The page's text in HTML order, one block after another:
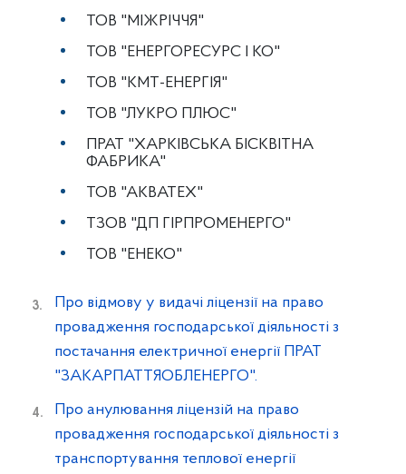
ТОВ "МІЖРІЧЧЯ"
ТОВ "ЕНЕРГОРЕСУРС І КО"
ТОВ "КМТ-ЕНЕРГІЯ"
ТОВ "ЛУКРО ПЛЮС"
ПРАТ "ХАРКІВСЬКА БІСКВІТНА
ФАБРИКА"
ТОВ "АКВАТЕХ"
ТЗОВ "ДП ГІРПРОМЕНЕРГО"
ТОВ "ЕНЕКО"
Про відмову у видачі ліцензії на право
провадження господарської діяльності з
постачання електричної енергії ПРАТ
"ЗАКАРПАТТЯОБЛЕНЕРГО".
Про анулювання ліцензій на право
провадження господарської діяльності з
транспортування теплової енергії